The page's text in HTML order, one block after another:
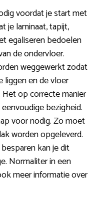
voordat je start met
je laminaat, tapijt,
egaliseren bedoelen
de ondervloer.
weggewerkt zodat
en de vloer
op correcte manier
bezigheid.
voor nodig. Zo moet
worden opgeleverd.
kan je dit
Normaliter in een
meer informatie over